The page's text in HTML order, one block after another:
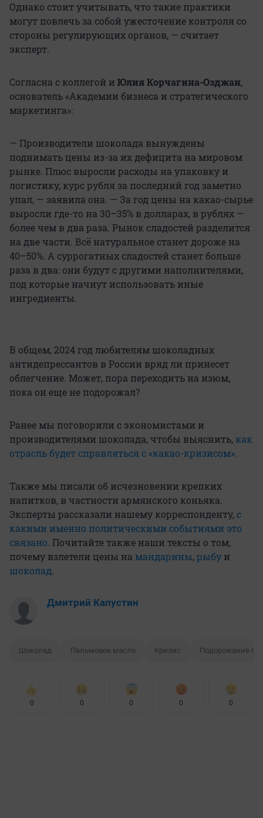
Однако стоит учитывать, что такие практики
могут повлечь за собой ужесточение контроля со
стороны регулирующих органов, — считает
эксперт.
Согласна с коллегой и Юлия Корчагина-Озджан,
основатель «Академии бизнеса и стратегического
маркетинга»:
— Производители шоколада вынуждены
поднимать цены из-за их дефицита на мировом
рынке. Плюс выросли расходы на упаковку и
логистику, курс рубля за последний год заметно
упал, — заявила она. — За год цены на какао-сырье
выросли где-то на 30–35% в долларах, в рублях —
более чем в два раза. Рынок сладостей разделится
на две части. Всё натуральное станет дороже на
40–50%. А суррогатных сладостей станет больше
раза в два: они будут с другими наполнителями,
под которые начнут использовать иные
ингредиенты.
В общем, 2024 год любителям шоколадных
антидепрессантов в России вряд ли принесет
облегчение. Может, пора переходить на изюм,
пока он еще не подорожал?
Ранее мы поговорили с экономистами и
производителями шоколада, чтобы выяснить, как
отрасль будет справляться с «какао-кризисом».
Также мы писали об исчезновении крепких
напитков, в частности армянского коньяка.
Эксперты рассказали нашему корреспонденту,с
какими именно политическими событиями это
связано. Почитайте также наши тексты о том,
почему взлетели цены на мандарины,рыбу и
шоколад.
Дмитрий Капустин
Шоколад Пальмовое масло Кризис Подорожание
0 0 0 0 0